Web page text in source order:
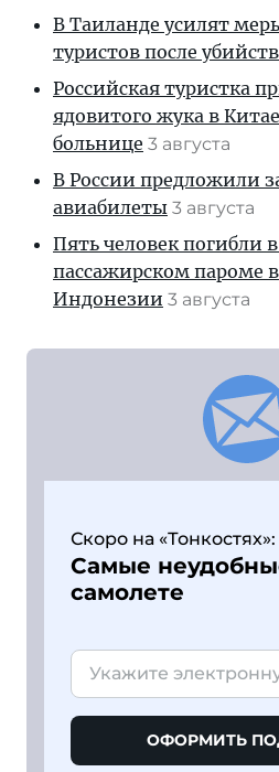
В Таиланде усилят
туристов после
Российская туристка
ядовитого жука в
больнице 3 августа
В России предложили
авиабилеты 3 августа
Пять человек погибли
пассажирском пароме в
Индонезии 3 августа
Скоро на «Тонкостях»:
Самые
самолете
ОФОРМИТЬ